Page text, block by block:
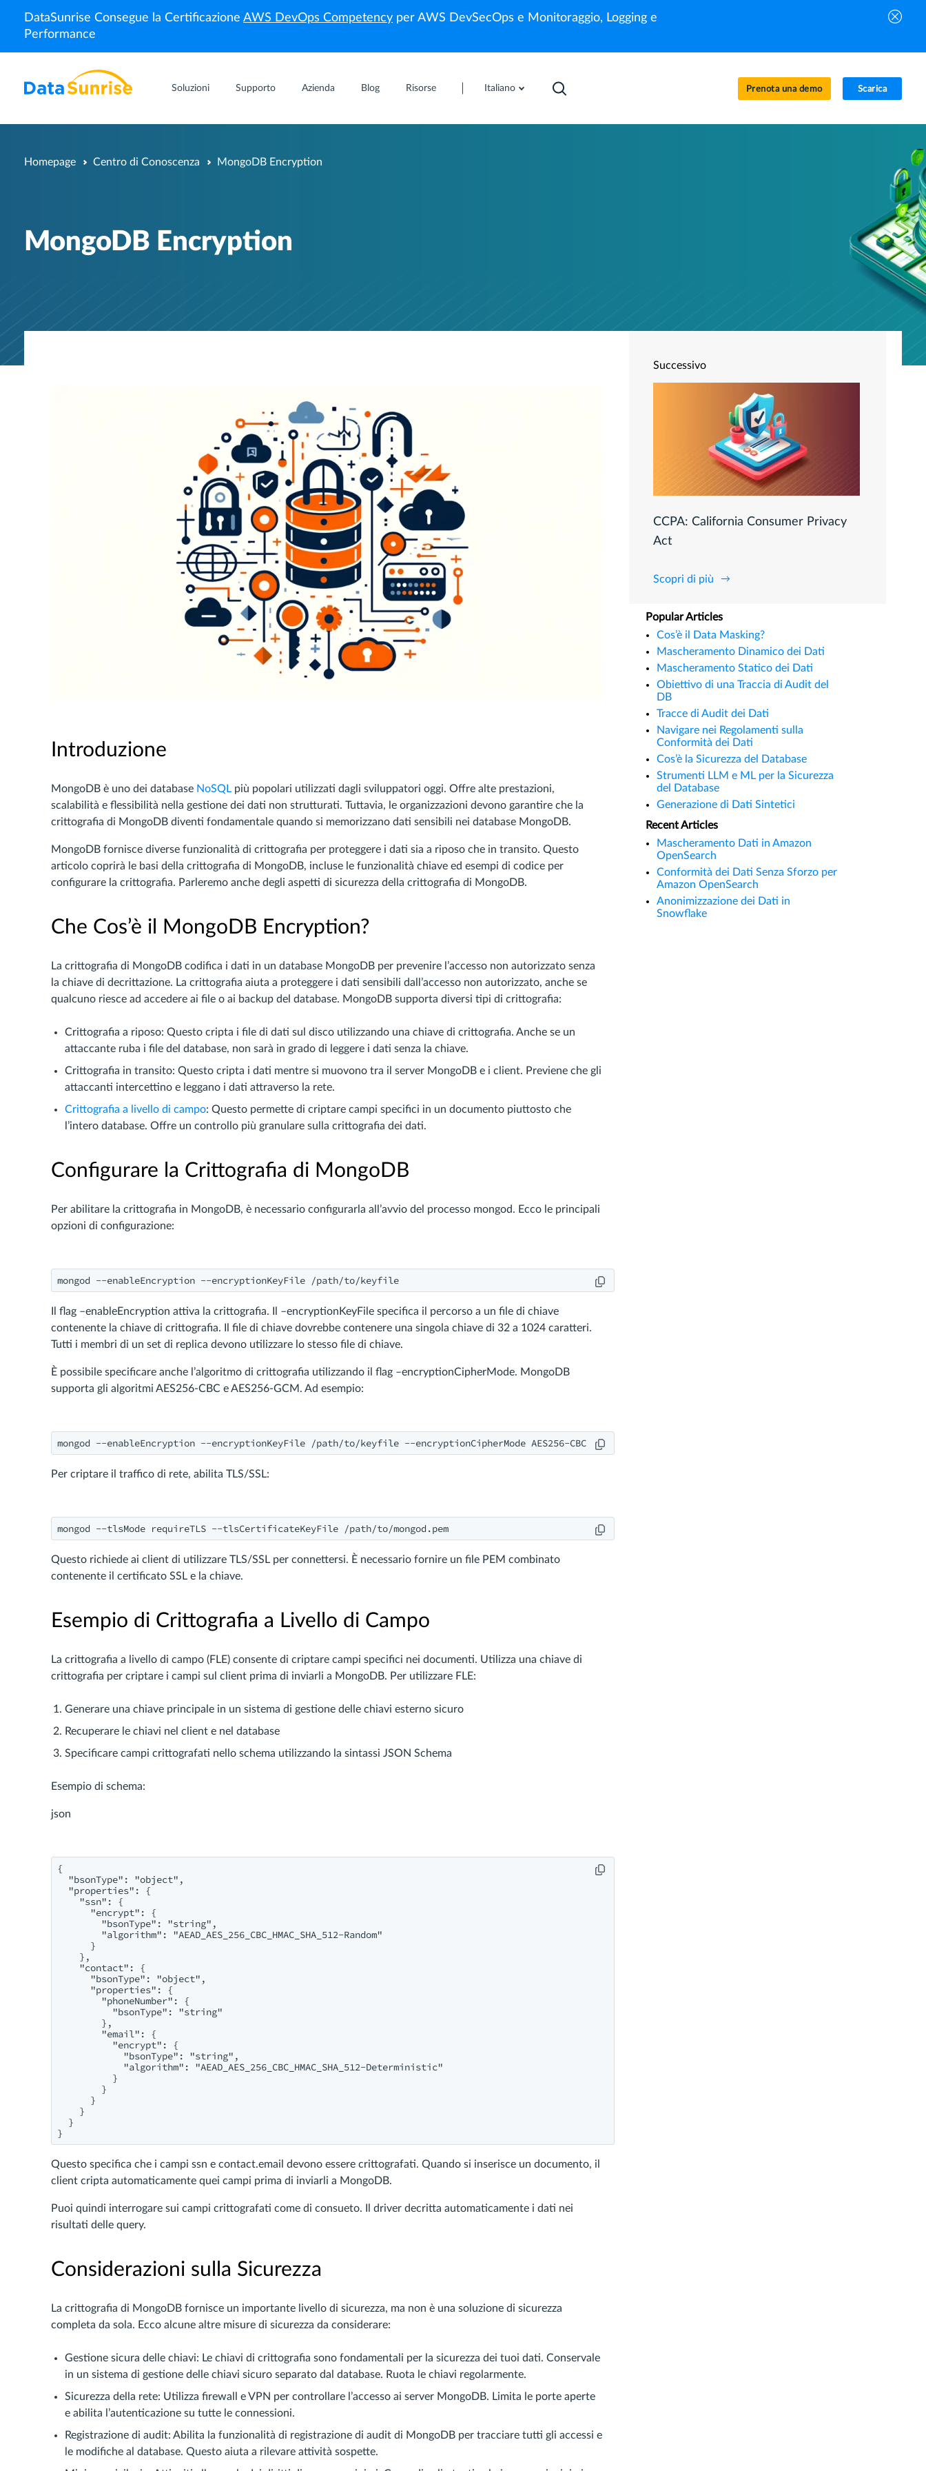
DataSunrise Consegue la Certificazione AWS DevOps Competency per AWS DevSecOps e Monitoraggio, Logging e
Performance
Soluzioni Supporto Azienda Blog Risorse Italiano Prenota una demo Scarica
Homepage Centro di Conoscenza MongoDB Encryption
MongoDB Encryption
Introduzione
MongoDB è uno dei database NoSQL più popolari utilizzati dagli sviluppatori oggi. Offre alte prestazioni,
scalabilità e flessibilità nella gestione dei dati non strutturati. Tuttavia, le organizzazioni devono garantire che la
crittografia di MongoDB diventi fondamentale quando si memorizzano dati sensibili nei database MongoDB.
MongoDB fornisce diverse funzionalità di crittografia per proteggere i dati sia a riposo che in transito. Questo
articolo coprirà le basi della crittografia di MongoDB, incluse le funzionalità chiave ed esempi di codice per
configurare la crittografia. Parleremo anche degli aspetti di sicurezza della crittografia di MongoDB.
Che Cos’è il MongoDB Encryption?
La crittografia di MongoDB codifica i dati in un database MongoDB per prevenire l’accesso non autorizzato senza
la chiave di decrittazione. La crittografia aiuta a proteggere i dati sensibili dall’accesso non autorizzato, anche se
qualcuno riesce ad accedere ai file o ai backup del database. MongoDB supporta diversi tipi di crittografia:
Crittografia a riposo: Questo cripta i file di dati sul disco utilizzando una chiave di crittografia. Anche se un
attaccante ruba i file del database, non sarà in grado di leggere i dati senza la chiave.
Crittografia in transito: Questo cripta i dati mentre si muovono tra il server MongoDB e i client. Previene che gli
attaccanti intercettino e leggano i dati attraverso la rete.
Crittografia a livello di campo: Questo permette di criptare campi specifici in un documento piuttosto che
l’intero database. Offre un controllo più granulare sulla crittografia dei dati.
Configurare la Crittografia di MongoDB
Per abilitare la crittografia in MongoDB, è necessario configurarla all’avvio del processo mongod. Ecco le principali
opzioni di configurazione:
mongod --enableEncryption --encryptionKeyFile /path/to/keyfile
Il flag –enableEncryption attiva la crittografia. Il –encryptionKeyFile specifica il percorso a un file di chiave
contenente la chiave di crittografia. Il file di chiave dovrebbe contenere una singola chiave di 32 a 1024 caratteri.
Tutti i membri di un set di replica devono utilizzare lo stesso file di chiave.
È possibile specificare anche l’algoritmo di crittografia utilizzando il flag –encryptionCipherMode. MongoDB
supporta gli algoritmi AES256-CBC e AES256-GCM. Ad esempio:
mongod --enableEncryption --encryptionKeyFile /path/to/keyfile --encryptionCipherMode AES256-CBC
Per criptare il traffico di rete, abilita TLS/SSL:
mongod --tlsMode requireTLS --tlsCertificateKeyFile /path/to/mongod.pem
Questo richiede ai client di utilizzare TLS/SSL per connettersi. È necessario fornire un file PEM combinato
contenente il certificato SSL e la chiave.
Esempio di Crittografia a Livello di Campo
La crittografia a livello di campo (FLE) consente di criptare campi specifici nei documenti. Utilizza una chiave di
crittografia per criptare i campi sul client prima di inviarli a MongoDB. Per utilizzare FLE:
Generare una chiave principale in un sistema di gestione delle chiavi esterno sicuro
Recuperare le chiavi nel client e nel database
Specificare campi crittografati nello schema utilizzando la sintassi JSON Schema
Esempio di schema:
json
{
  "bsonType": "object",
  "properties": {
    "ssn": {
      "encrypt": {
        "bsonType": "string",
        "algorithm": "AEAD_AES_256_CBC_HMAC_SHA_512-Random"
      }
    },
    "contact": {
      "bsonType": "object",
      "properties": {
        "phoneNumber": {
          "bsonType": "string"
        },
        "email": {
          "encrypt": {
            "bsonType": "string",
            "algorithm": "AEAD_AES_256_CBC_HMAC_SHA_512-Deterministic"
          }
        }
      }
    }
  }
}
Questo specifica che i campi ssn e contact.email devono essere crittografati. Quando si inserisce un documento, il
client cripta automaticamente quei campi prima di inviarli a MongoDB.
Puoi quindi interrogare sui campi crittografati come di consueto. Il driver decritta automaticamente i dati nei
risultati delle query.
Considerazioni sulla Sicurezza
La crittografia di MongoDB fornisce un importante livello di sicurezza, ma non è una soluzione di sicurezza
completa da sola. Ecco alcune altre misure di sicurezza da considerare:
Gestione sicura delle chiavi: Le chiavi di crittografia sono fondamentali per la sicurezza dei tuoi dati. Conservale
in un sistema di gestione delle chiavi sicuro separato dal database. Ruota le chiavi regolarmente.
Sicurezza della rete: Utilizza firewall e VPN per controllare l’accesso ai server MongoDB. Limita le porte aperte
e abilita l’autenticazione su tutte le connessioni.
Registrazione di audit: Abilita la funzionalità di registrazione di audit di MongoDB per tracciare tutti gli accessi e
le modifiche al database. Questo aiuta a rilevare attività sospette.
Successivo
CCPA: California Consumer Privacy
Act
Scopri di più
Popular Articles
Cos’è il Data Masking?
Mascheramento Dinamico dei Dati
Mascheramento Statico dei Dati
Obiettivo di una Traccia di Audit del
DB
Tracce di Audit dei Dati
Navigare nei Regolamenti sulla
Conformità dei Dati
Cos’è la Sicurezza del Database
Strumenti LLM e ML per la Sicurezza
del Database
Generazione di Dati Sintetici
Recent Articles
Mascheramento Dati in Amazon
OpenSearch
Conformità dei Dati Senza Sforzo per
Amazon OpenSearch
Anonimizzazione dei Dati in
Snowflake